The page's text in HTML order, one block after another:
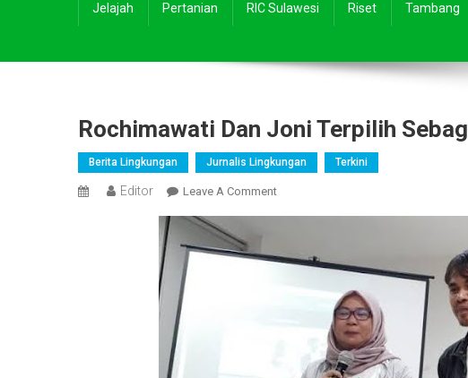
Jelajah Pertanian RIC Sulawesi Riset Tambang
Rochimawati Dan Joni Terpilih
Berita Lingkungan Jurnalis Lingkungan Terkini
Editor Leave A CommentOn
Joni
Sebagai